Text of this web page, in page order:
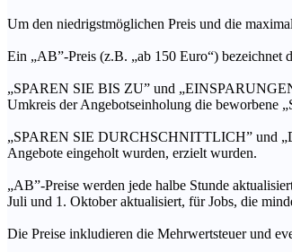
Um den niedrigstmöglichen Preis und die
Ein „AB”-Preis (z.B. „ab 150 Euro“) bezeichnet
„SPAREN SIE BIS ZU” und
Umkreis der Angebotseinholung die beworbene
„SPAREN SIE DURCHSCHNITTLICH” und
Angebote eingeholt wurden, erzielt wurden.
„AB”-Preise werden jede halbe Stunde
Juli und 1. Oktober aktualisiert, für Jobs, die
Die Preise inkludieren die Mehrwertsteuer und